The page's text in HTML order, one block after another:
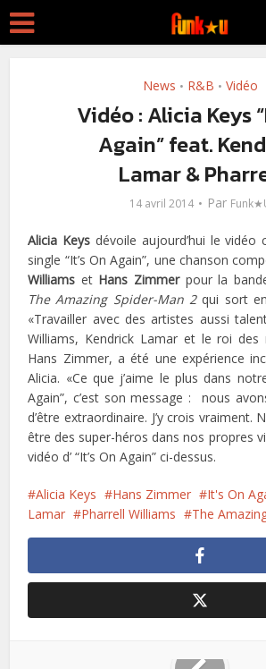
News • R&B • Vidéo
Vidéo : Alicia Keys
Again” feat.
Lamar &
14 avril 2014 Par
Alicia Keys dévoile aujourd’hui le vidéo
single “It’s On Again”, une chanson
Williams et Hans Zimmerpour la
The Amazing Spider-Man 2qui sort
«Travailler avec des artistes aussi
Williams, Kendrick Lamar et le roi des
Hans Zimmer, a été une expérience
Alicia. «Ce que j’aime le plus dans
Again”, c’est son message : nous
d’être extraordinaire. J’y crois vraiment.
être des super-héros dans nos propres
vidéo d’ “It’s On Again” ci-dessus.
Alicia Keys Hans Zimmer It's On
Lamar
Pharrell Williams The